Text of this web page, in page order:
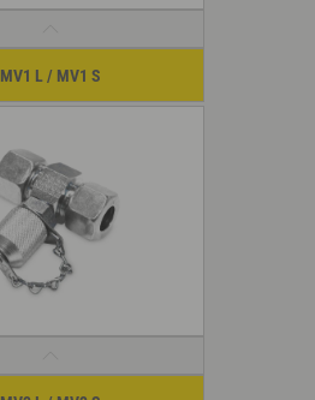
MV1 L / MV1 S